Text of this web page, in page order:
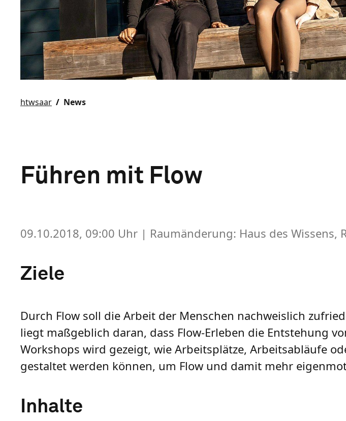
htwsaar News
Führen mit Flow
09.10.2018, 09:00 Uhr | Raumänderung: Haus des Wissens,
Ziele
Durch Flow soll die Arbeit der Menschen nachweislich
liegt maßgeblich daran, dass Flow-Erleben die Entstehung
Workshops wird gezeigt, wie Arbeitsplätze, Arbeitsabläufe
gestaltet werden können, um Flow und damit mehr
Inhalte